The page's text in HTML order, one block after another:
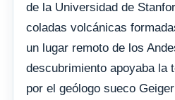
de la Universidad de
coladas volcánicas
un lugar remoto de los
descubrimiento apoyaba la
por el geólogo sueco